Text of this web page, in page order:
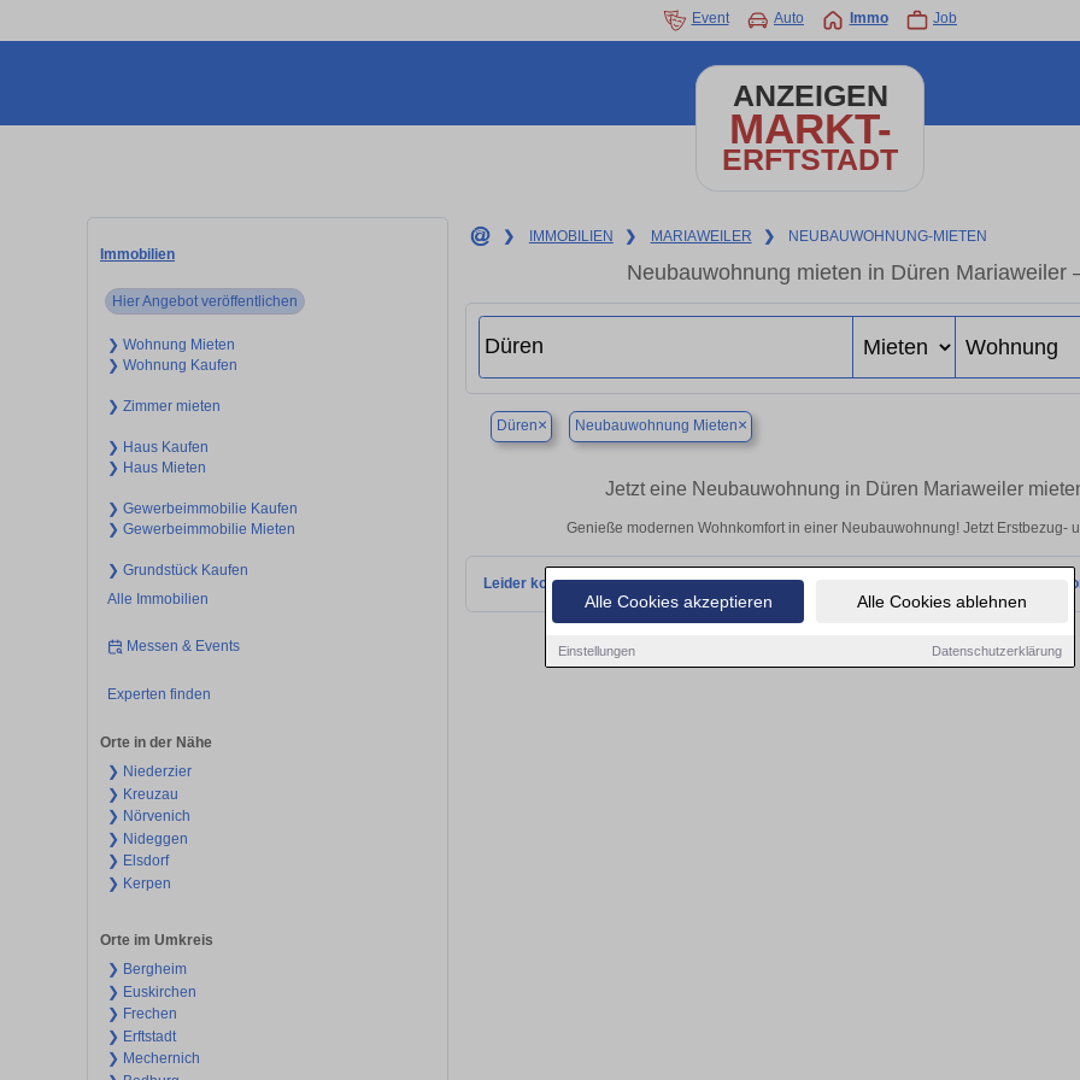
Alle Cookies akzeptieren Alle Cookies ablehnen
Einstellungen Datenschutzerklärung
Event Auto Immo Job
ANZEIGEN
MARKT-
ERFTSTADT
Immobilien
Hier Angebot veröffentlichen
❯ Wohnung Mieten
❯ Wohnung Kaufen
❯ Zimmer mieten
❯ Haus Kaufen
❯ Haus Mieten
❯ Gewerbeimmobilie Kaufen
❯ Gewerbeimmobilie Mieten
❯ Grundstück Kaufen
Alle Immobilien
Messen & Events
Experten finden
Orte in der Nähe
❯ Niederzier
❯ Kreuzau
❯ Nörvenich
❯ Nideggen
❯ Elsdorf
❯ Kerpen
Orte im Umkreis
❯ Bergheim
❯ Euskirchen
❯ Frechen
❯ Erftstadt
❯ Mechernich
❯ IMMOBILIEN ❯ MARIAWEILER ❯ NEUBAUWOHNUNG-MIETEN
Neubauwohnung mieten in Düren Mariaweiler
Düren× Neubauwohnung Mieten×
Jetzt eine Neubauwohnung in Düren Mariaweiler
Genieße modernen Wohnkomfort in einer Neubauwohnung! Jetzt Erstbezug-
Leider konnten wir derzeit keine passenden Objekte finden. Schauen Sie bald wieder